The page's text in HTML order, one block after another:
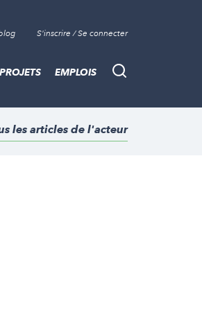
S'inscrire / Se connecter
Recherche
EMPLOIS
les articles de l'acteur